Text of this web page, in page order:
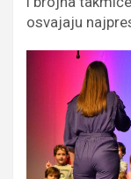
osvajaju